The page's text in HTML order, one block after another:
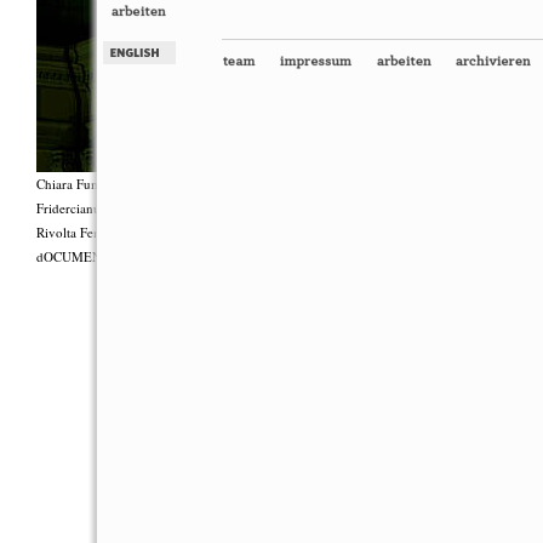
Chiara Fumai, Shut Up. Actually, Talk (The world will not explode), 2012,
Fridercianums featuring Zalumma Agra und die Stars of the East, Texte von Carla Lonzi
Rivolta Femminile (“I Say I,” 1977), Kostüme von Antonio Piccirilli, 60 Min., Courtesy
dOCUMENTA (13) und produziert mit Unterstützung des Fiorucci Art Trust, London.